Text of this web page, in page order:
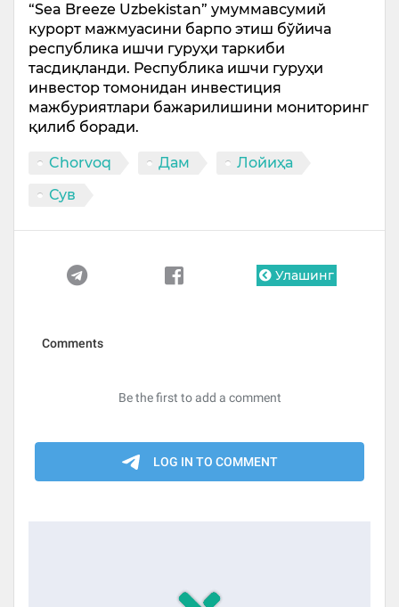
“Sea Breeze Uzbekistan” умуммавсумий
курорт мажмуасини барпо этиш бўйича
республика ишчи гуруҳи таркиби
тасдиқланди. Республика ишчи гуруҳи
инвестор томонидан инвестиция
мажбуриятлари бажарилишини мониторинг
қилиб боради.
Chorvoq Дам
Лойиҳа
Сув
Улашинг